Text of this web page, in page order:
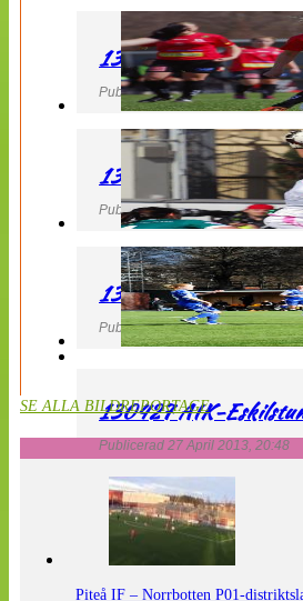
130427 LB 07 –
Publicerad 27 April 2013, 22:40
130427 IF Limhamn
Publicerad 27 April 2013, 21:10
130427 LdB FC
Publicerad 27 April 2013, 20:54
130427 AIK-
Publicerad 27 April 2013, 20:48
SE ALLA BILDREPORTAGE
Piteå IF – Norrbotten P01-